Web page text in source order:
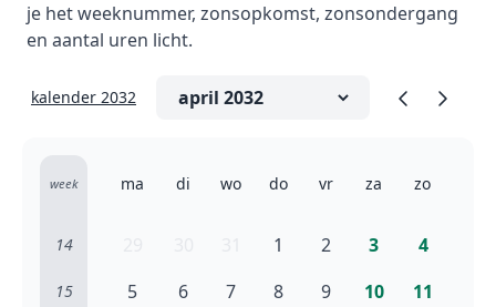
je het weeknummer, zonsopkomst, zonsondergang
en aantal uren licht.
kalender 2032
week ma di wo do vr za zo
14 1 2 3 4
15 5 6 7 8 9 10 11